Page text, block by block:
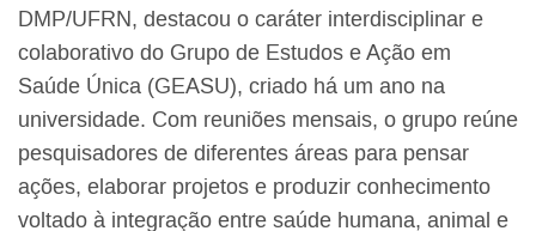
DMP/UFRN, destacou o caráter interdisciplinar e
colaborativo do Grupo de Estudos e Ação em
Saúde Única (GEASU), criado há um ano na
universidade. Com reuniões mensais, o grupo reúne
pesquisadores de diferentes áreas para pensar
ações, elaborar projetos e produzir conhecimento
voltado à integração entre saúde humana, animal e